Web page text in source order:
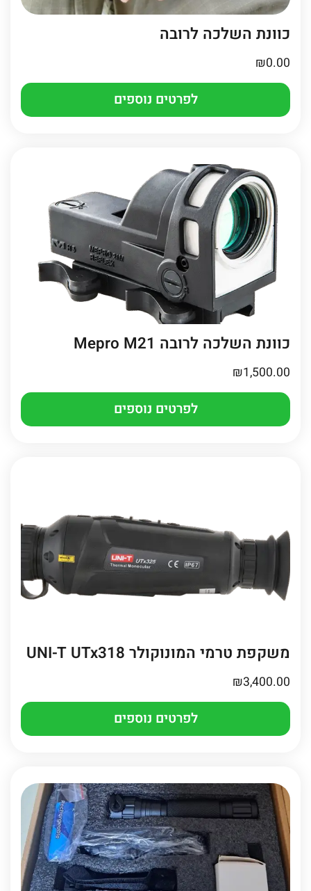
כוונת השלכה לרובה
₪0.00
לפרטים נוספים
כוונת השלכה לרובה Mepro M21
₪1,500.00
לפרטים נוספים
משקפת טרמי המונוקולר UNI-T UTx318
₪3,400.00
לפרטים נוספים